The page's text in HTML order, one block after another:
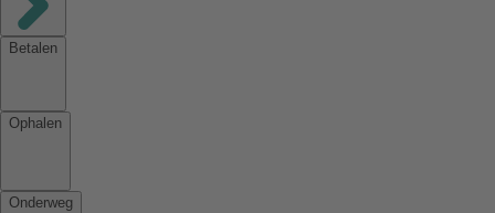
Betalen
Ophalen
Onderweg